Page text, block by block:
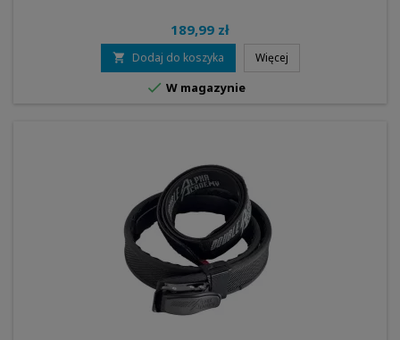
189,99 zł
 Dodaj do koszyka Więcej
 W magazynie